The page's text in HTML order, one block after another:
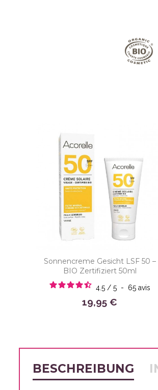
Sonnencreme Gesicht LSF 50 –
BIO Zertifiziert 50ml
4.5 / 5 - 65 avis
19,95 €
BESCHREIBUNG